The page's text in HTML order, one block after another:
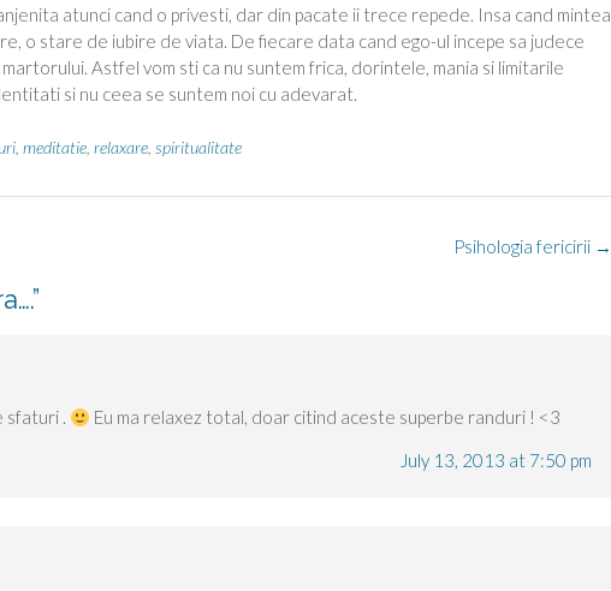
atunci cand o privesti, dar din pacate ii trece repede. Insa cand mintea
o stare de iubire de viata. De fiecare data cand ego-ul incepe sa judece
Astfel vom sti ca nu suntem frica, dorintele, mania si limitarile
si nu ceea se suntem noi cu adevarat.
meditatie relaxare spiritualitate
Psihologia fericirii →
”
sfaturi .
Eu ma relaxez total, doar citind aceste superbe randuri ! <3
July 13, 2013 at 7:50 pm